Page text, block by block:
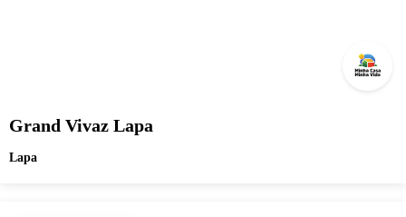
Grand Vivaz Lapa
Lapa